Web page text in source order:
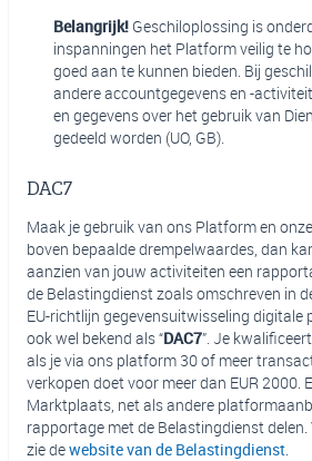
Belangrijk! Geschiloplossing is
inspanningen het Platform veilig te
goed aan te kunnen bieden. Bij
andere accountgegevens en -
en gegevens over het gebruik van
gedeeld worden (UO, GB).
DAC7
Maak je gebruik van ons Platform en
boven bepaalde drempelwaardes, dan
aanzien van jouw activiteiten een
de Belastingdienst zoals omschreven in
EU-richtlijn gegevensuitwisseling
ook wel bekend als “DAC7”. Je
als je via ons platform 30 of meer
verkopen doet voor meer dan EUR 2000.
Marktplaats, net als andere
rapportage met de Belastingdienst
zie dewebsite van de Belastingdienst.